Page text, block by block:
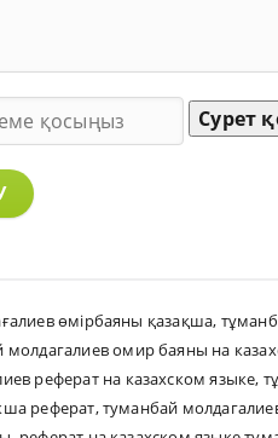
Сурет
өмірбаяны қазақша,
молдагалиев омир баяны на
реферат на казахском языке,
реферат,туманбай